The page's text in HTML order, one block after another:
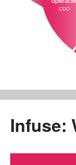
Infuse: